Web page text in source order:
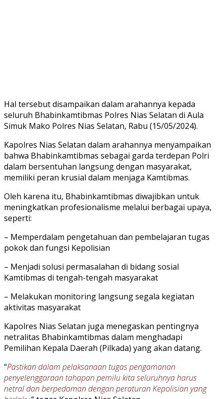
Hal tersebut disampaikan dalam arahannya kepada
seluruh Bhabinkamtibmas Polres Nias Selatan di Aula
Simuk Mako Polres Nias Selatan, Rabu (15/05/2024).
Kapolres Nias Selatan dalam arahannya menyampaikan
bahwa Bhabinkamtibmas sebagai garda terdepan Polri
dalam bersentuhan langsung dengan masyarakat,
memiliki peran krusial dalam menjaga Kamtibmas.
Oleh karena itu, Bhabinkamtibmas diwajibkan untuk
meningkatkan profesionalisme melalui berbagai upaya,
seperti:
– Memperdalam pengetahuan dan pembelajaran tugas
pokok dan fungsi Kepolisian
– Menjadi solusi permasalahan di bidang sosial
Kamtibmas di tengah-tengah masyarakat
– Melakukan monitoring langsung segala kegiatan
aktivitas masyarakat
Kapolres Nias Selatan juga menegaskan pentingnya
netralitas Bhabinkamtibmas dalam menghadapi
Pemilihan Kepala Daerah (Pilkada) yang akan datang.
“Pastikan dalam pelaksanaan tugas pengamanan
penyelenggaraan tahapan pemilu kita seluruhnya harus
netral dan berpedoman dengan peraturan Kepolisian yang